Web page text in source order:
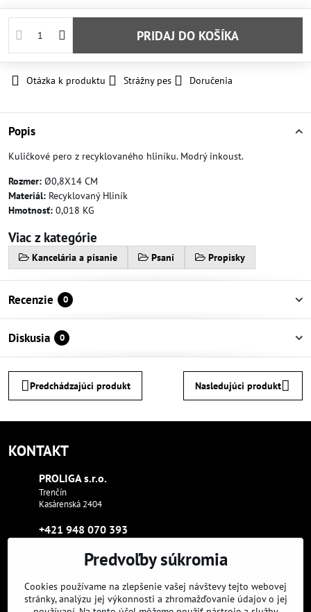
PRIDAJ DO KOŠÍKA
Otázka k produktu Strážny pes Doručenia
Popis
Kuličkové pero z recyklovaného hliníku. Modrý inkoust.
Rozmer: Ø0,8X14 CM
Materiál: Recyklovaný Hliník
Hmotnosť: 0,018 KG
Viac z kategórie
Kancelária a písanie Psaní Propisky
Recenzie 0
Diskusia 0
Predchádzajúci produkt Nasledujúci produkt
KONTAKT
PROLIGA s​.r​.o​.
Trenčín
Kasárenská 2404
+421 948 070 393
proliga​@proliga​.eu
Sme tam, kde aj vy:
Predvoľby súkromia
Cookies používame na zlepšenie vašej návštevy tejto webovej
stránky, analýzu jej výkonnosti a zhromažďovanie údajov o jej